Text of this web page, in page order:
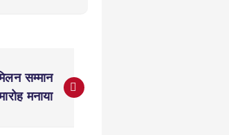
सम्मान
मनाया